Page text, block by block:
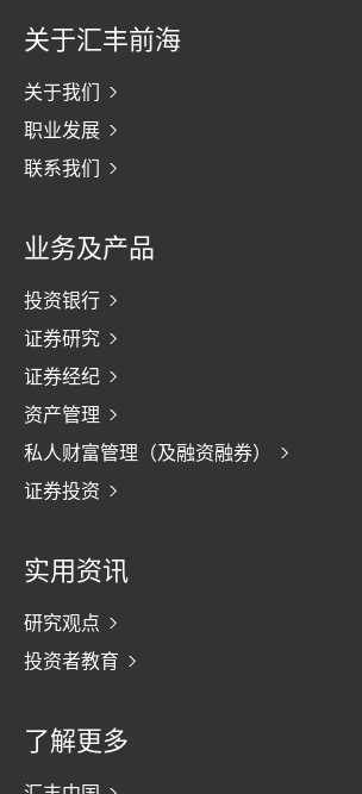
关于汇丰前海
关于我们
职业发展
联系我们
业务及产品
投资银行
证券研究
证券经纪
资产管理
私人财富管理（及融资融券）
证券投资
实用资讯
研究观点
投资者教育
了解更多